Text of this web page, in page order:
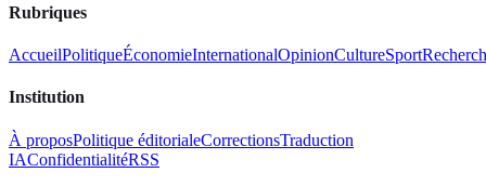
Rubriques
AccueilPolitiqueÉconomieInternationalOpinionCultureSport
Institution
À proposPolitique éditorialeCorrectionsTraduction
IAConfidentialitéRSS